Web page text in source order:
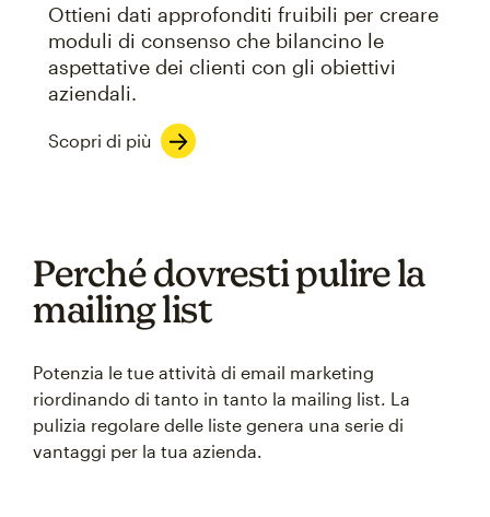
Ottieni dati approfonditi fruibili per creare
moduli di consenso che bilancino le
aspettative dei clienti con gli obiettivi
aziendali.
Scopri di più
Perché dovresti pulire la
mailing list
Potenzia le tue attività di email marketing
riordinando di tanto in tanto la mailing list. La
pulizia regolare delle liste genera una serie di
vantaggi per la tua azienda.